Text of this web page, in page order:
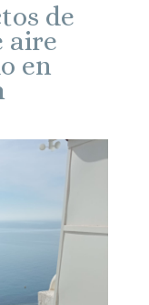
de
aire
en